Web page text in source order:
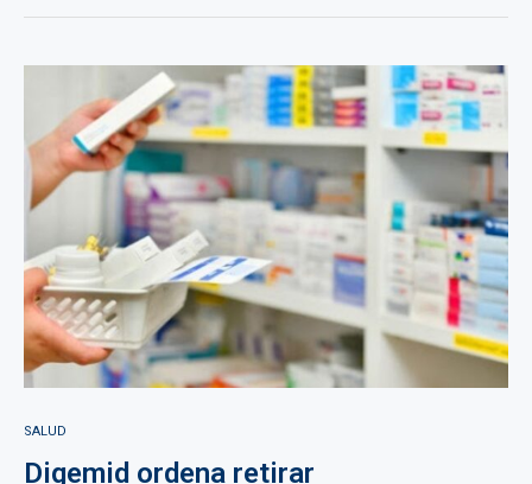
SALUD
Digemid ordena retirar